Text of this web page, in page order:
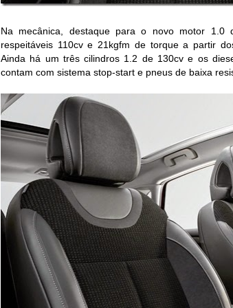
Na mecânica, destaque para o novo motor 1.0
respeitáveis 110cv e 21kgfm de torque a partir
Ainda há um três cilindros 1.2 de 130cv e os
contam com sistema stop-start e pneus de baixa